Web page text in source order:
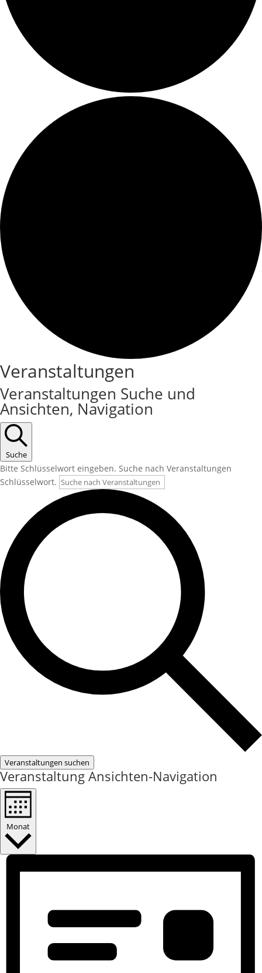
Veranstaltungen
Veranstaltungen
Veranstaltungen Suche und
Ansichten, Navigation
Suche
Bitte Schlüsselwort eingeben. Suche nach Veranstaltungen
Schlüsselwort.
Veranstaltungen suchen
Veranstaltung Ansichten-Navigation
Monat